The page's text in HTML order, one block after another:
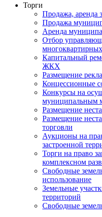
Торги
Продажа, аренда
Продажа
Аренда
Отбор
Капитальный
ЖКХ
Размещение
Концессионные
Конкурсы на
муниципальным
Размещение
Размещение
торговли
Аукционы на
застроенной
Торги на право
комплексном
Свободные
использование
Земельные
территорий
Свободные